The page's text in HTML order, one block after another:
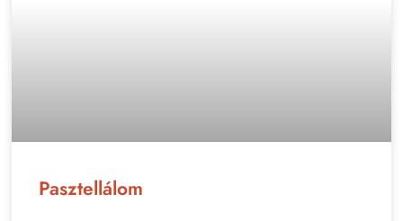
Pasztellálom